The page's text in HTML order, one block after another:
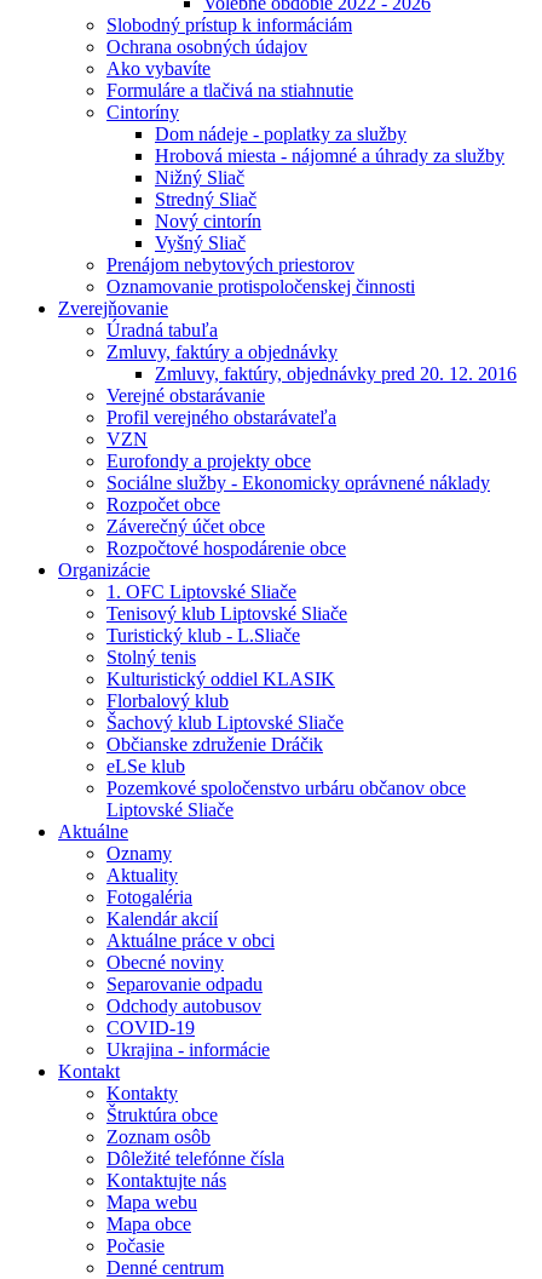
Slobodný prístup k informáciám
Ochrana osobných údajov
Ako vybavíte
Formuláre a tlačivá na stiahnutie
Cintoríny
Dom nádeje - poplatky za služby
Hrobová miesta - nájomné a úhrady za služby
Nižný Sliač
Stredný Sliač
Nový cintorín
Vyšný Sliač
Prenájom nebytových priestorov
Oznamovanie protispoločenskej činnosti
Zverejňovanie
Úradná tabuľa
Zmluvy, faktúry a objednávky
Zmluvy, faktúry, objednávky pred 20. 12. 2016
Verejné obstarávanie
Profil verejného obstarávateľa
VZN
Eurofondy a projekty obce
Sociálne služby - Ekonomicky oprávnené náklady
Rozpočet obce
Záverečný účet obce
Rozpočtové hospodárenie obce
Organizácie
1. OFC Liptovské Sliače
Tenisový klub Liptovské Sliače
Turistický klub - L.Sliače
Stolný tenis
Kulturistický oddiel KLASIK
Florbalový klub
Šachový klub Liptovské Sliače
Občianske združenie Dráčik
eLSe klub
Pozemkové spoločenstvo urbáru občanov obce
Liptovské Sliače
Aktuálne
Oznamy
Aktuality
Fotogaléria
Kalendár akcií
Aktuálne práce v obci
Obecné noviny
Separovanie odpadu
Odchody autobusov
COVID-19
Ukrajina - informácie
Kontakt
Kontakty
Štruktúra obce
Zoznam osôb
Dôležité telefónne čísla
Kontaktujte nás
Mapa webu
Mapa obce
Počasie
Denné centrum